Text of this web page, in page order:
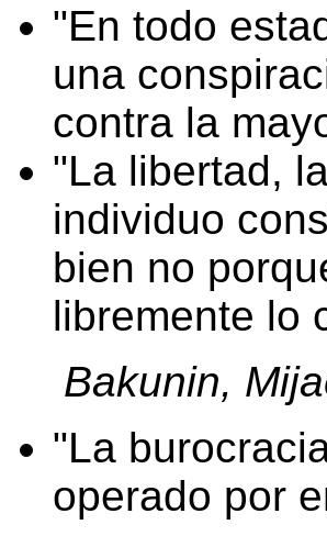
En todo
una
contra la
La libertad,
individuo
bien no
libremente lo
Bakunin,
La
operado por